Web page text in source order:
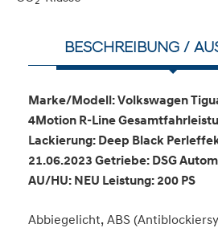
BESCHREIBUNG /
Marke/Modell: Volkswagen
4Motion R-Line
Lackierung: Deep Black
21.06.2023 Getriebe: DSG
AU/HU: NEU Leistung: 200 PS
Abbiegelicht, ABS